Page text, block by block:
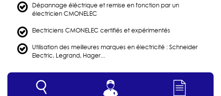
Dépannage éléctrique et remise en fonction par un
électricien CMONELEC
Electriciens CMONELEC certifiés et expérimentés
Utilisation des meilleures marques en électricité : Schneider
Electric, Legrand, Hager...